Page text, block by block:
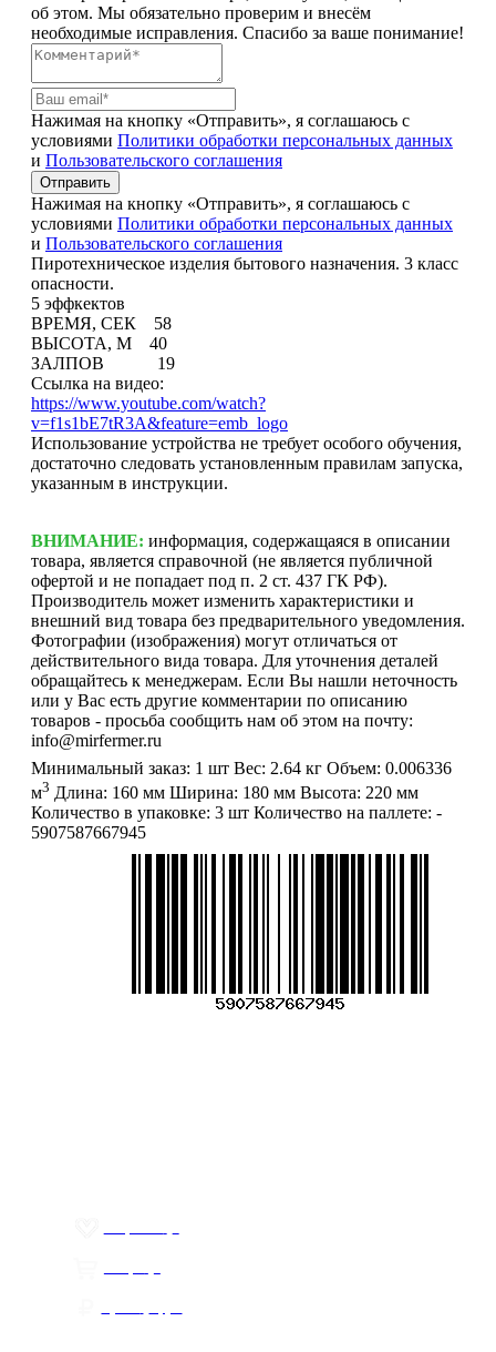
об этом. Мы обязательно проверим и внесём
необходимые исправления. Спасибо за ваше понимание!
Нажимая на кнопку «Отправить», я соглашаюсь с
условиями Политики обработки персональных данных
и Пользовательского соглашения
Отправить
Нажимая на кнопку «Отправить», я соглашаюсь с
условиями Политики обработки персональных данных
и Пользовательского соглашения
Пиротехническое изделия бытового назначения. 3 класс
опасности.
5 эффкектов
ВРЕМЯ, СЕК 58
ВЫСОТА, М 40
ЗАЛПОВ 19
Ссылка на видео:
https://www.youtube.com/watch?
v=f1s1bE7tR3A&feature=emb_logo
Использование устройства не требует особого обучения,
достаточно следовать установленным правилам запуска,
указанным в инструкции.
ВНИМАНИЕ: информация, содержащаяся в описании
товара, является справочной (не является публичной
офертой и не попадает под п. 2 ст. 437 ГК РФ).
Производитель может изменить характеристики и
внешний вид товара без предварительного уведомления.
Фотографии (изображения) могут отличаться от
действительного вида товара. Для уточнения деталей
обращайтесь к менеджерам. Если Вы нашли неточность
или у Вас есть другие комментарии по описанию
товаров - просьба сообщить нам об этом на почту:
info@mirfermer.ru
Минимальный заказ: 1 шт Вес: 2.64 кг Объем: 0.006336
м3 Длина: 160 мм Ширина: 180 мм Высота: 220 мм
Количество в упаковке: 3 шт Количество на паллете: -
5907587667945